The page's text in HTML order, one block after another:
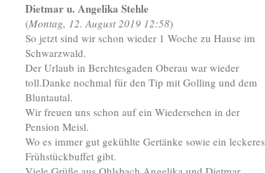
Dietmar u. Angelika Stehle
(Montag, 12. August 2019 12:58)
So jetzt sind wir schon wieder 1 Woche zu Hause im
Schwarzwald.
Der Urlaub in Berchtesgaden Oberau war wieder
toll.Danke nochmal für den Tip mit Golling und dem
Bluntautal.
Wir freuen uns schon auf ein Wiedersehen in der
Pension Meisl.
Wo es immer gut gekühlte Gertänke sowie ein leckeres
Frühstückbuffet gibt.